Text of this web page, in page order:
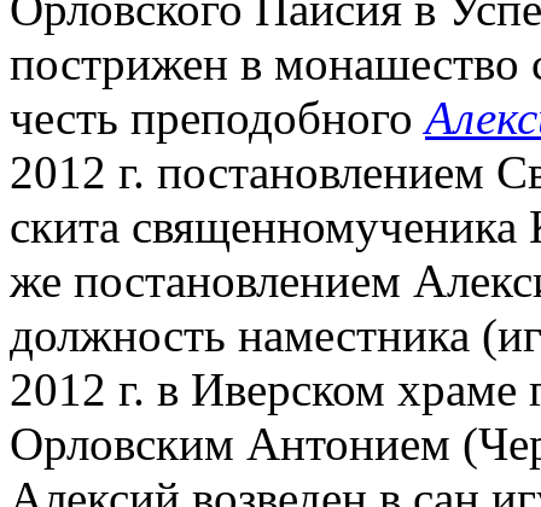
пострижен в монашество
честь преподобного
2012 г. постановлением
скита
же постановлением
должность наместника
2012 г. в Иверском храме
Орловским Антонием